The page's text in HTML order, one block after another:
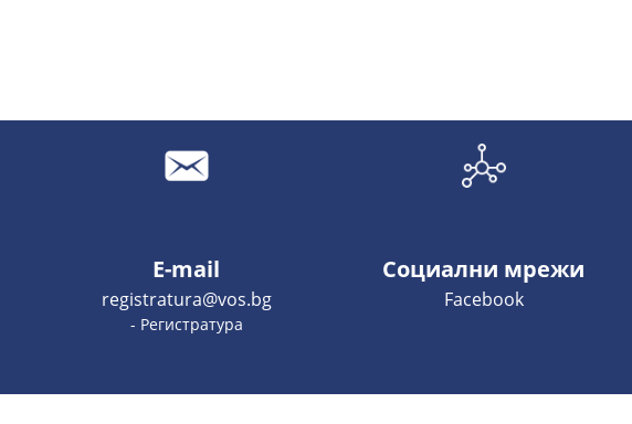
E-mail
registratura@vos.bg
- Регистратура
Социални мрежи
Facebook